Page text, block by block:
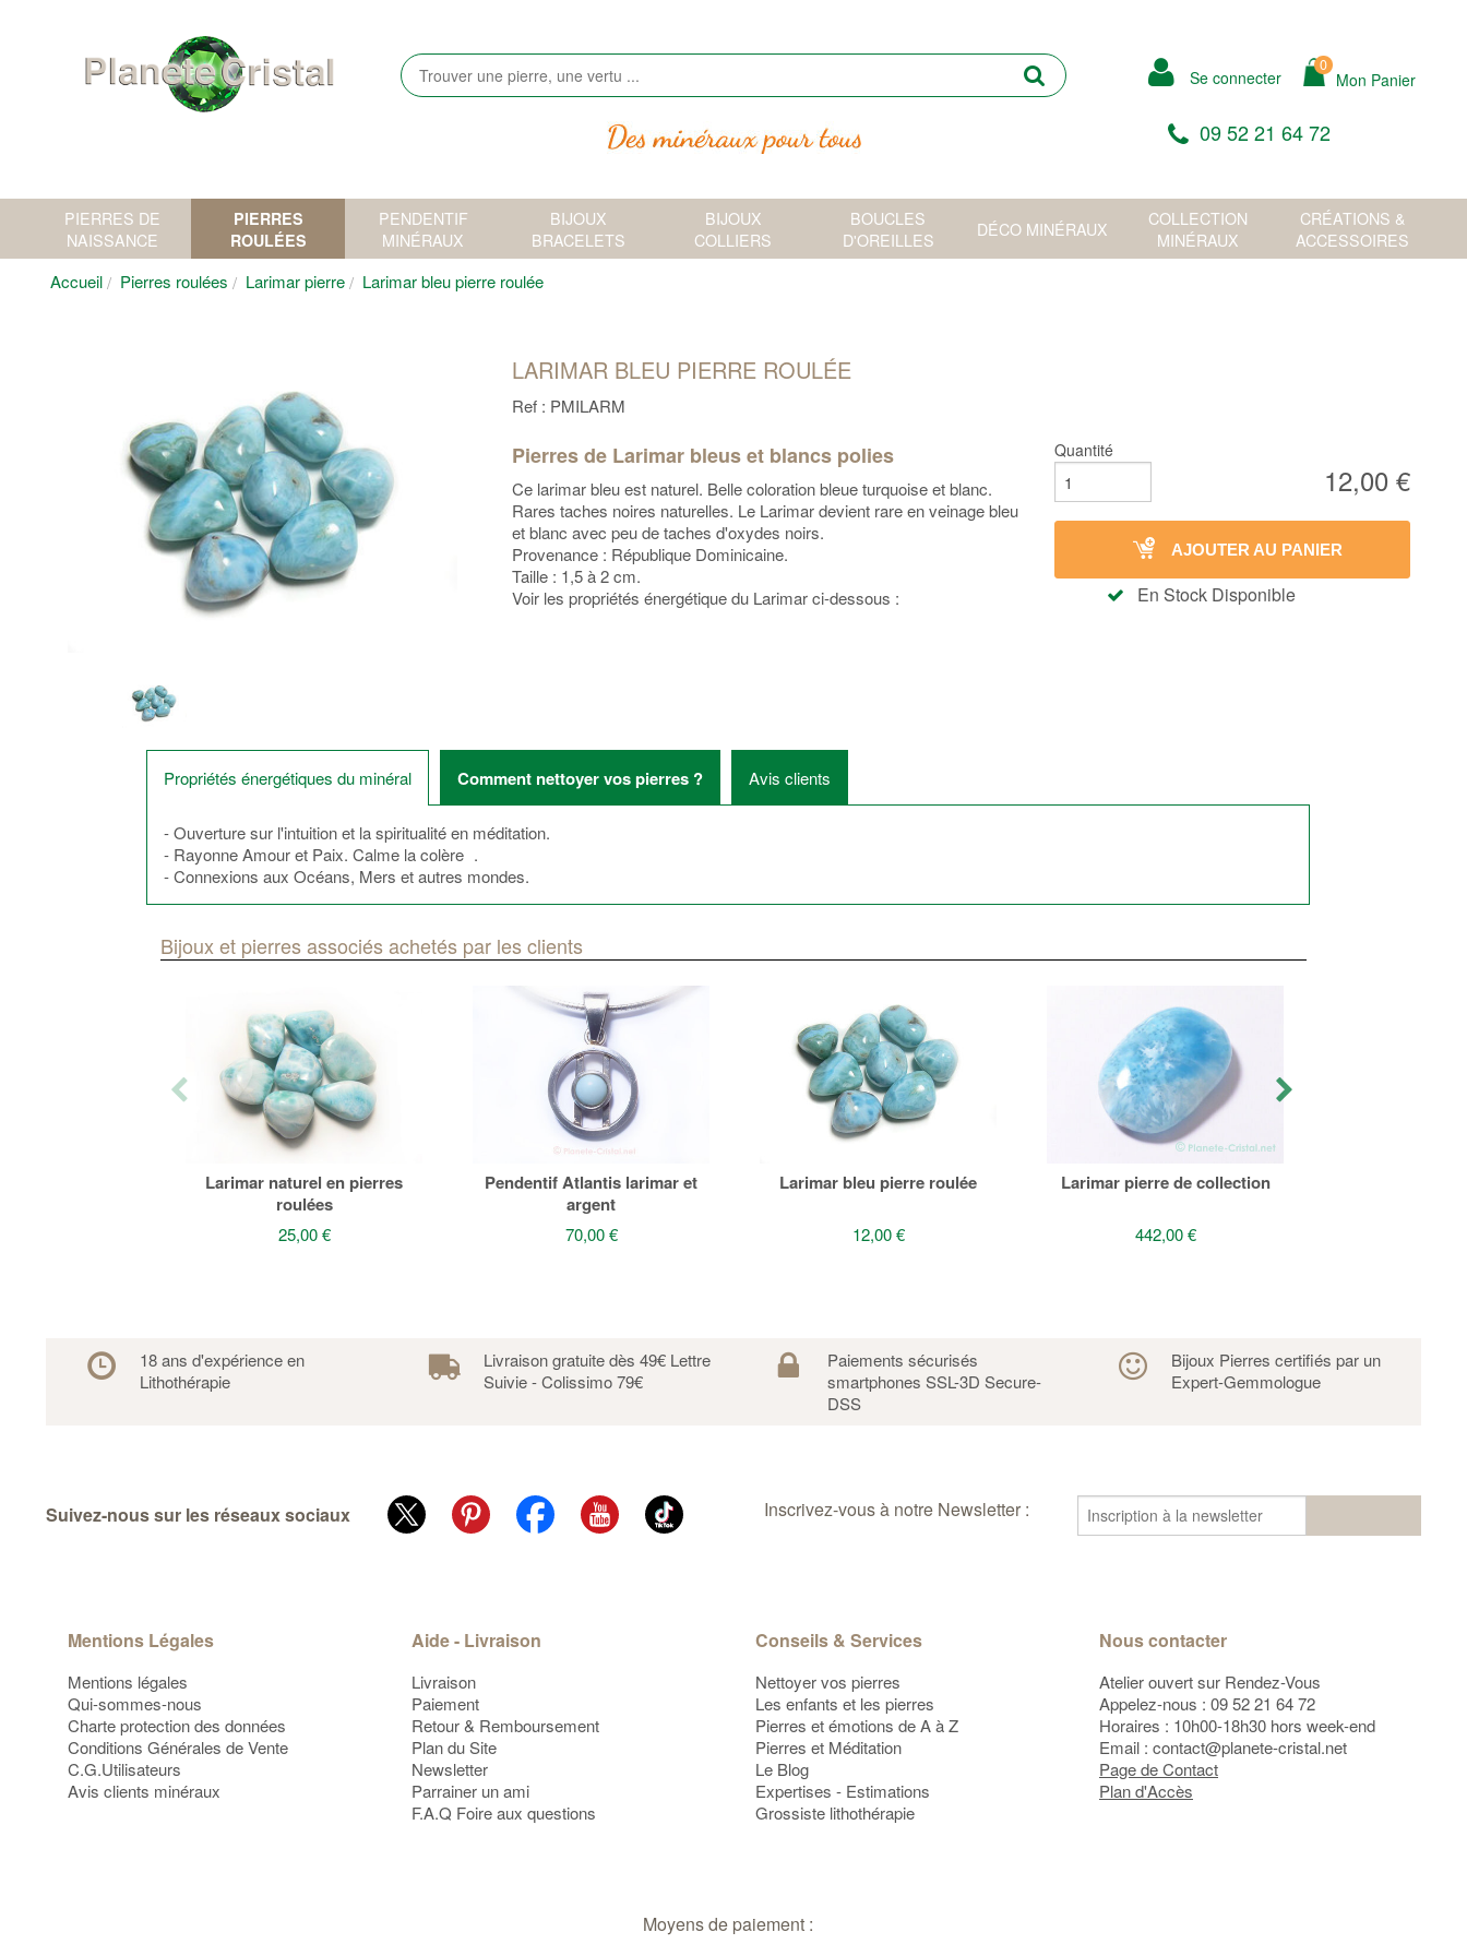
0
Mon Panier
Se connecter
09 52 21 64 72
PIERRES DE
NAISSANCE
PIERRES
ROULÉES
PENDENTIF
MINÉRAUX
BIJOUX
BRACELETS
BIJOUX
COLLIERS
BOUCLES
D'OREILLES
DÉCO MINÉRAUX
COLLECTION
MINÉRAUX
CRÉATIONS &
ACCESSOIRES
Accueil Pierres roulées Larimar pierre Larimar bleu pierre roulée
LARIMAR BLEU PIERRE ROULÉE
Ref : PMILARM
Quantité
12,00 €
AJOUTER AU PANIER
En Stock Disponible
Pierres de Larimar bleus et blancs polies
Ce larimar bleu est naturel. Belle coloration bleue turquoise et blanc.
Rares taches noires naturelles. Le Larimar devient rare en veinage bleu
et blanc avec peu de taches d'oxydes noirs.
Provenance : République Dominicaine.
Taille : 1,5 à 2 cm.
Voir les propriétés énergétique du Larimar ci-dessous :
Propriétés énergétiques du minéral Comment nettoyer vos pierres ? Avis clients
- Ouverture sur l'intuition et la spiritualité en méditation.
- Rayonne Amour et Paix. Calme la colère .
- Connexions aux Océans, Mers et autres mondes.
Bijoux et pierres associés achetés par les clients
Larimar naturel en pierres
roulées
25,00 €
Pendentif Atlantis larimar et
argent
70,00 €
Larimar bleu pierre roulée
12,00 €
Larimar pierre de collection
442,00 €
18 ans d'expérience en
Lithothérapie
Livraison gratuite dès 49€ Lettre
Suivie - Colissimo 79€
Paiements sécurisés
smartphones SSL-3D Secure-
DSS
Bijoux Pierres certifiés par un
Expert-Gemmologue
Suivez-nous sur les réseaux sociaux Inscrivez-vous à notre Newsletter :
Mentions Légales
Mentions légales
Qui-sommes-nous
Charte protection des données
Conditions Générales de Vente
C.G.Utilisateurs
Avis clients minéraux
Aide - Livraison
Livraison
Paiement
Retour & Remboursement
Plan du Site
Newsletter
Parrainer un ami
F.A.Q Foire aux questions
Conseils & Services
Nettoyer vos pierres
Les enfants et les pierres
Pierres et émotions de A à Z
Pierres et Méditation
Le Blog
Expertises - Estimations
Grossiste lithothérapie
Nous contacter
Atelier ouvert sur Rendez-Vous
Appelez-nous : 09 52 21 64 72
Horaires : 10h00-18h30 hors week-end
Email : contact@planete-cristal.net
Page de Contact
Plan d'Accès
Moyens de paiement :